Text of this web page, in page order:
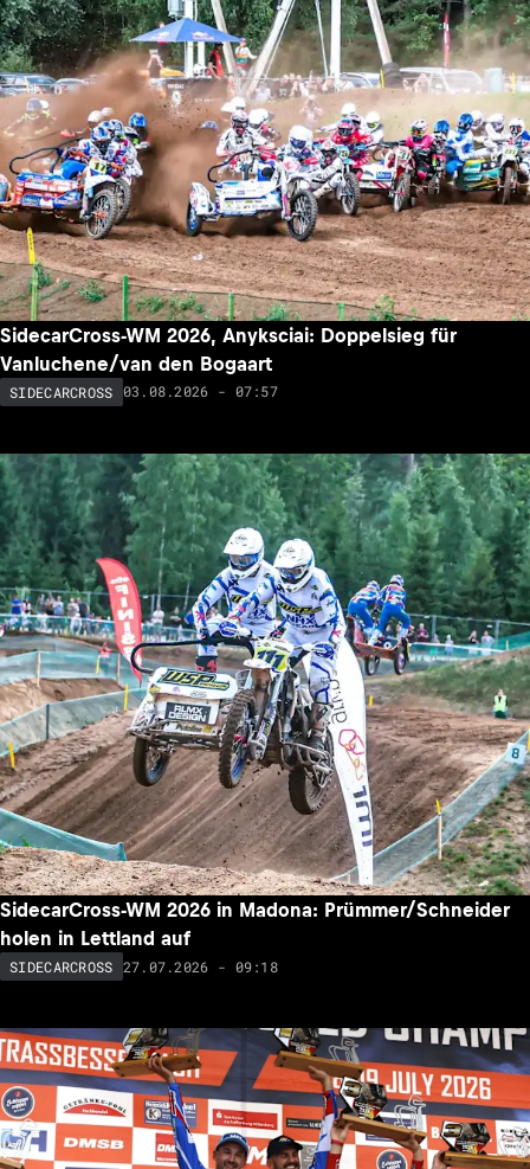
SidecarCross-WM 2026, Anyksciai: Doppelsieg für
Vanluchene/van den Bogaart
SIDECARCROSS 03.08.2026 - 07:57
SidecarCross-WM 2026 in Madona: Prümmer/Schneider
holen in Lettland auf
SIDECARCROSS 27.07.2026 - 09:18